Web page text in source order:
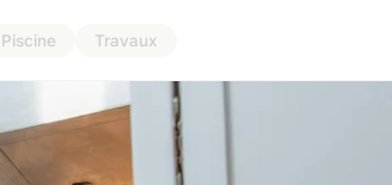
Piscine Travaux